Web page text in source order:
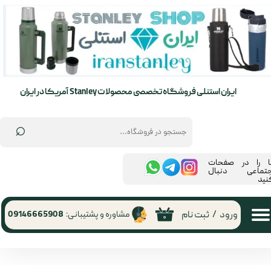
⌕
ایران استنلی فروشگاه تخصصی محصولات Stanley آمریکا در ایران
۰ ورود / ثبت نام
حساب کاربری من
تغییر گذر واژه
مشاوره و پشتیبانی: 09146665908
را در صفحات
دنبال